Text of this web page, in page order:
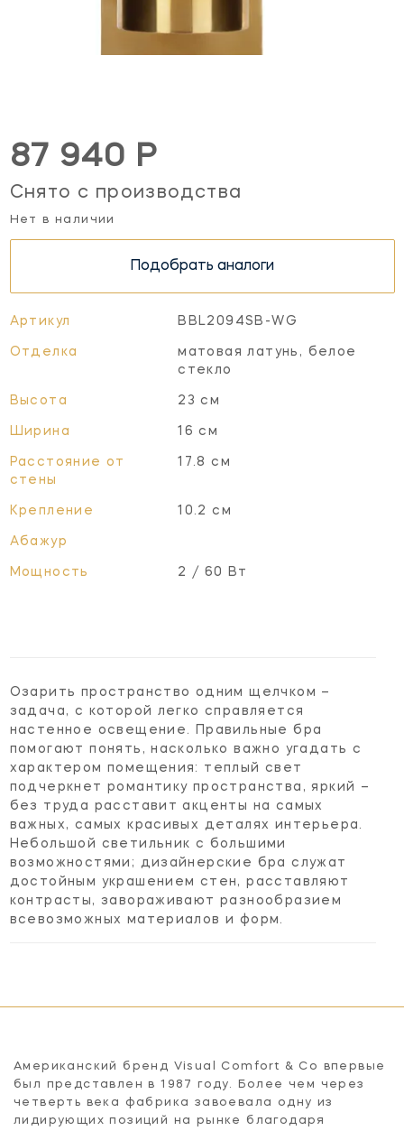
87 940 Р
Снято с производства
Нет в наличии
Подобрать аналоги
Артикул BBL2094SB-WG
Отделка
матовая латунь, белое
стекло
Высота 23 см
Ширина 16 см
Расстояние от
стены
17.8 см
Крепление 10.2 см
Абажур
Мощность 2 / 60 Вт
Озарить пространство одним щелчком –
задача, с которой легко справляется
настенное освещение. Правильные бра
помогают понять, насколько важно угадать с
характером помещения: теплый свет
подчеркнет романтику пространства, яркий –
без труда расставит акценты на самых
важных, самых красивых деталях интерьера.
Небольшой светильник с большими
возможностями; дизайнерские бра служат
достойным украшением стен, расставляют
контрасты, завораживают разнообразием
всевозможных материалов и форм.
Американский бренд Visual Comfort & Co впервые
был представлен в 1987 году. Более чем через
четверть века фабрика завоевала одну из
лидирующих позиций на рынке благодаря